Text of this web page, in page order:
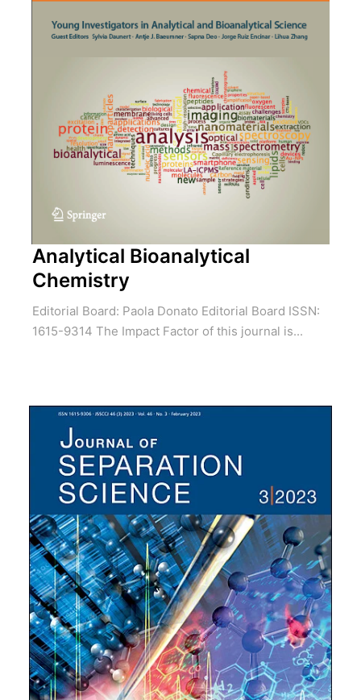
Analytical Bioanalytical
Chemistry
Editorial Board: Paola Donato Editorial Board ISSN:
1615-9314 The Impact Factor of this journal is...